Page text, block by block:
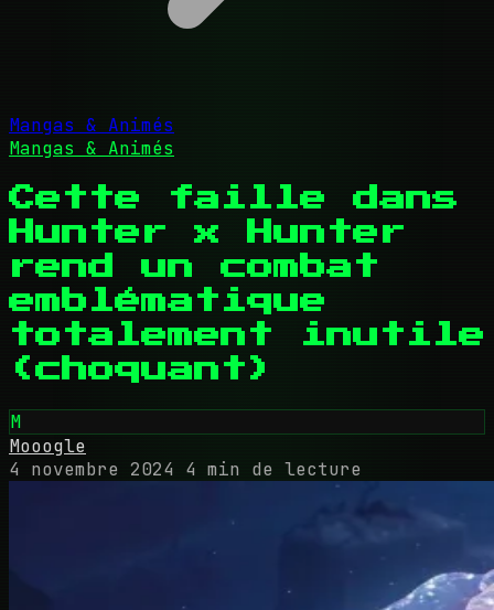
Mangas & Animés
Mangas & Animés
Cette faille dans
Hunter x Hunter
rend un combat
emblématique
totalement inutile
(choquant)
M
Mooogle
4 novembre 2024
4 min de lecture